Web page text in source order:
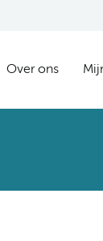
Over ons